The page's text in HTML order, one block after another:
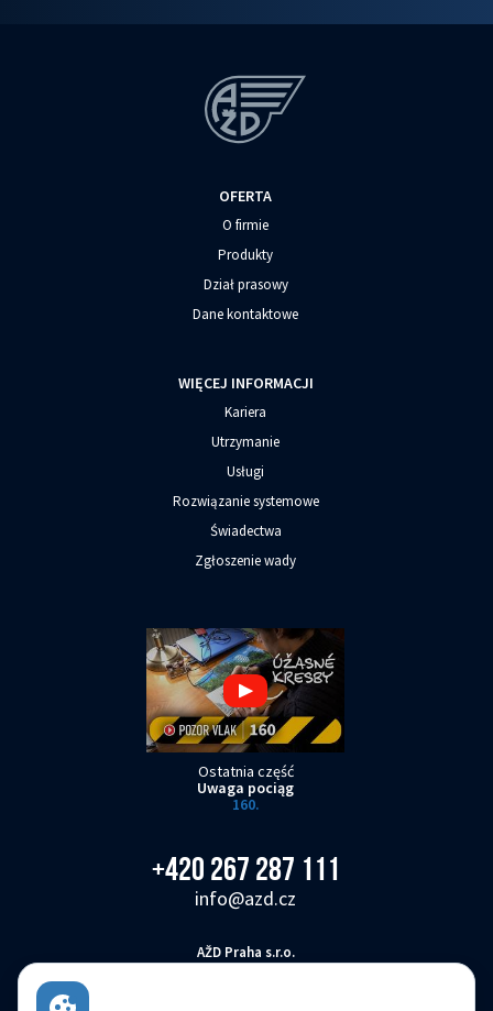
OFERTA
O firmie
Produkty
Dział prasowy
Dane kontaktowe
WIĘCEJ INFORMACJI
Kariera
Utrzymanie
Usługi
Rozwiązanie systemowe
Świadectwa
Zgłoszenie wady
Ostatnia część
Uwaga pociąg
160.
+420 267 287 111
info@azd.cz
AŽD Praha s.r.o.